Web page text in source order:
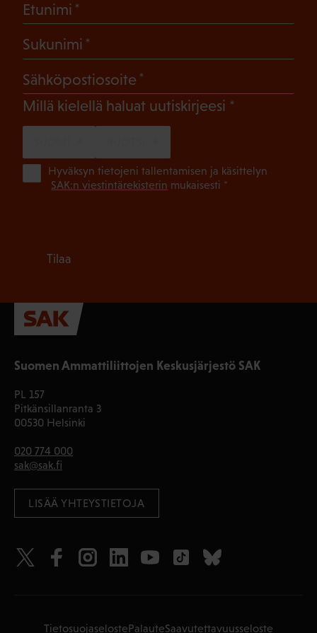
Suomen Ammattiliittojen Keskusjärjestö SAK
PL 157
Pitkänsillanranta 3
00530 Helsinki
020 774 000
sak@sak.fi
LISÄÄ YHTEYSTIETOJA
Etunimi
Sukunimi
Sähköpostiosoite
Millä kielellä haluat uutiskirjeesi (Pakollinen)
Hyväksyn tietojeni tallentamisen ja käsittelyn
SAK:n viestintärekisterin mukaisesti *
Tilaa
TietosuojaselostePalauteSaavutettavuusseloste